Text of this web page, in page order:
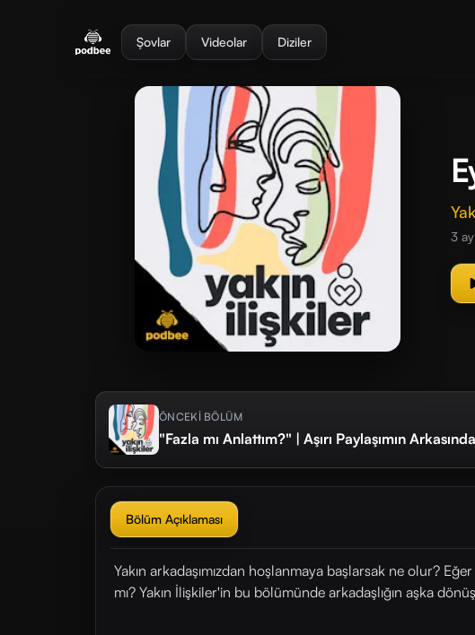
Şovlar Videolar Diziler
3
ÖNCEKİ BÖLÜM
"Fazla mı Anlattım?" | Aşırı Paylaşımın
Bölüm Açıklaması
Yakın arkadaşımızdan hoşlanmaya başlarsak ne olur?
mı? Yakın İlişkiler'in bu bölümünde arkadaşlığın aşka